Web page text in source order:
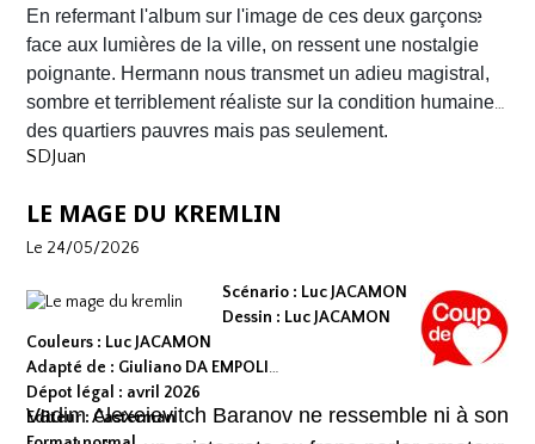
fluidité exemplaire. On est emporté dans une aventure
mêlant road trip étouffant, récit existentiel et course
contre la montre où chaque case souligne l'urgence de
survivre.
naissance.
En refermant l'album sur l'image de ces deux garçons
face aux lumières de la ville, on ressent une nostalgie
poignante. Hermann nous transmet un adieu magistral,
sombre et terriblement réaliste sur la condition humaine
des quartiers pauvres mais pas seulement.
SDJuan
LE MAGE DU KREMLIN
Le 24/05/2026
Scénario : Luc JACAMON
Dessin : Luc JACAMON
Couleurs : Luc JACAMON
Adapté de : Giuliano DA EMPOLI
Dépot légal : avril 2026
Editeur : Casterman
Vadim Alexeievitch Baranov ne ressemble ni à son